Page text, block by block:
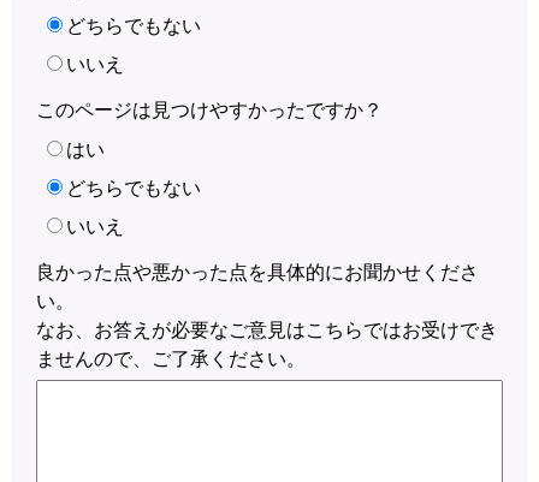
どちらでもない
いいえ
このページは見つけやすかったですか？
はい
どちらでもない
いいえ
良かった点や悪かった点を具体的にお聞かせくださ
い。
なお、お答えが必要なご意見はこちらではお受けでき
ませんので、ご了承ください。